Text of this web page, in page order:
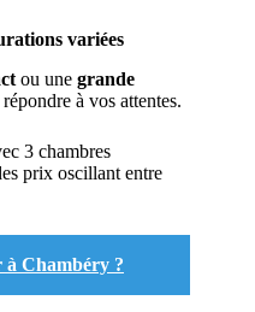
variées
ou une grande
à vos attentes.
3 chambres
prix oscillant entre
à Chambéry ?